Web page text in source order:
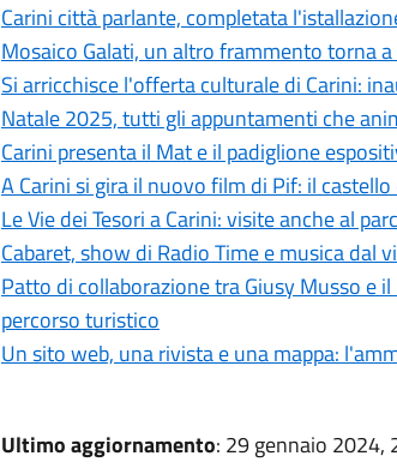
Carini città parlante, completata
Mosaico Galati, un altro frammento torna a
Si arricchisce l'offerta culturale di Carini:
Natale 2025, tutti gli appuntamenti che
Carini presenta il Mat e il padiglione
A Carini si gira il nuovo film di Pif: il
Le Vie dei Tesori a Carini: visite anche al
Cabaret, show di Radio Time e musica dal
Patto di collaborazione tra Giusy Musso e
percorso turistico
Un sito web, una rivista e una mappa:
Ultimo aggiornamento: 29 gennaio 2024,